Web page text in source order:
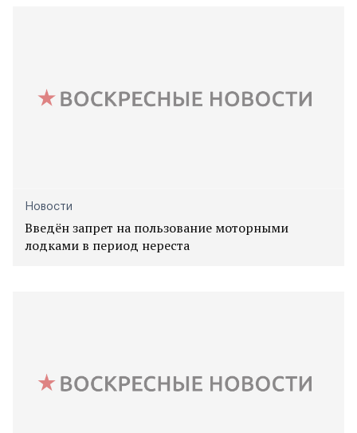
Новости
Введён запрет на пользование моторными
лодками в период нереста